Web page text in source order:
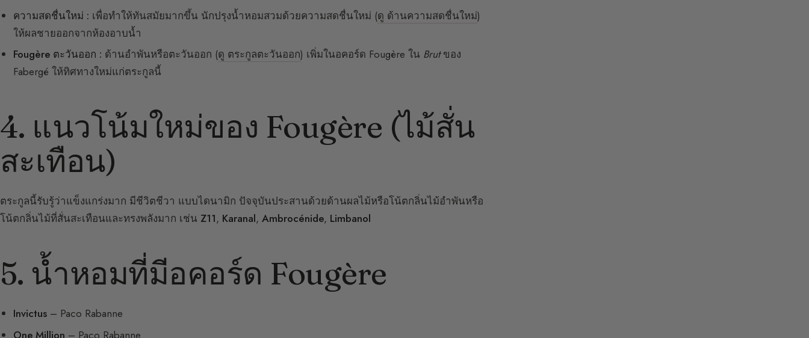
ความสดชื่นใหม่ : เพื่อทำให้ทันสมัยมากขึ้น นักปรุงน้ำหอมสวมด้วยความสดชื่นใหม่ (ดู ด้านความสดชื่นใหม่)
ให้ผลชายออกจากห้องอาบน้ำ
Fougère ตะวันออก : ด้านอำพันหรือตะวันออก (ดู ตระกูลตะวันออก) เพิ่มในอคอร์ด Fougère ใน Brutของ
Fabergé ให้ทิศทางใหม่แก่ตระกูลนี้
4. แนวโน้มใหม่ของ Fougère (ไม้สั่น
สะเทือน)
ตระกูลนี้รับรู้ว่าแข็งแกร่งมาก มีชีวิตชีวา แบบไดนามิก ปัจจุบันประสานด้วยด้านผลไม้หรือโน้ตกลิ่นไม้อำพันหรือ
โน้ตกลิ่นไม้ที่สั่นสะเทือนและทรงพลังมาก เช่น Z11, Karanal, Ambrocénide, Limbanol
5. น้ำหอมที่มีอคอร์ด Fougère
Invictus – Paco Rabanne
One Million – Paco Rabanne